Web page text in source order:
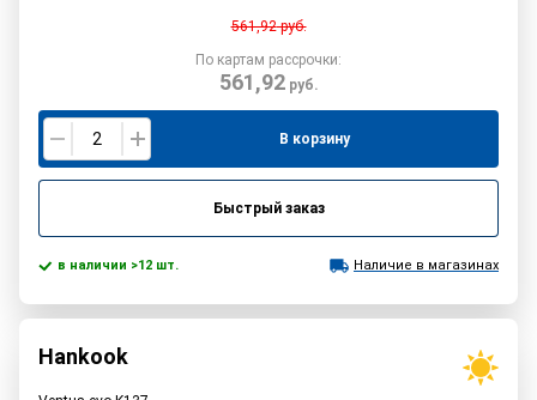
561,92руб.
По картам рассрочки:
561,92руб.
В корзину
Быстрый заказ
в наличии >12 шт. Наличие в магазинах
Hankook